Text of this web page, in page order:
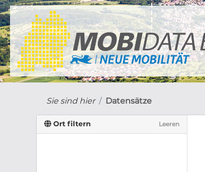
Sie sind hier Datensätze
Ort filtern Leeren